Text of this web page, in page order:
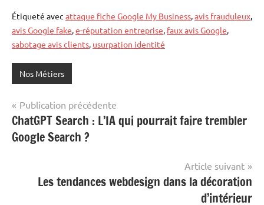
Étiqueté avec attaque fiche Google My Business avis frauduleux
avis Google fake e-réputation entreprise faux avis Google
sabotage avis clients usurpation identité
Nos Métiers
Navigation
de
l’article
Publication précédente
ChatGPT Search : L’IA qui pourrait faire trembler
Google Search ?
Article suivant
Les tendances webdesign dans la décoration
d’intérieur